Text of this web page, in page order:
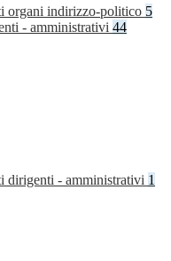
organi indirizzo-politico 5
- amministrativi 44
dirigenti - amministrativi 1